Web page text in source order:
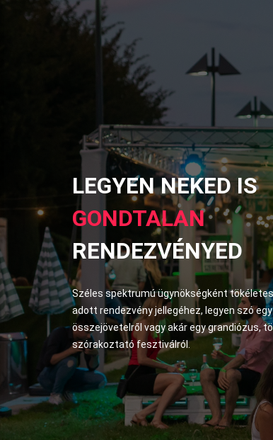
LEGYEN NEKED IS
GONDTALAN
RENDEZVÉNYED
Széles spektrumú ügynökségként
adott rendezvény jellegéhez, legyen szó
összejövetelről vagy akár egy grandiózus,
szórakoztató fesztiválról.